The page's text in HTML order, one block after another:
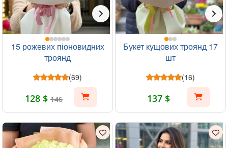
15 рожевих піоновидних
троянд
(69)
128 $ 146
Букет кущових троянд 17
шт
(16)
137 $